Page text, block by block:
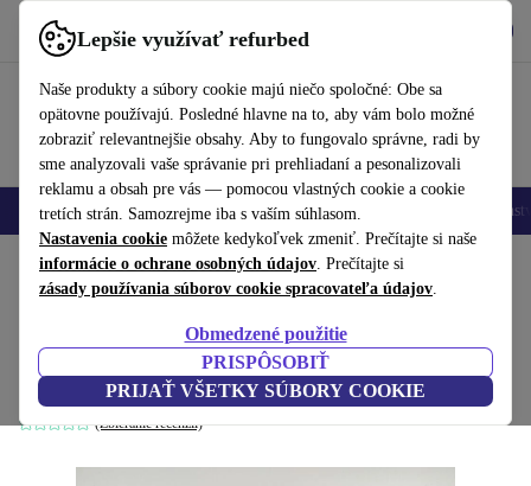
Lepšie využívať refurbed
Naše produkty a súbory cookie majú niečo spoločné: Obe sa
opätovne používajú. Posledné hlavne na to, aby vám bolo možné
zobraziť relevantnejšie obsahy. Aby to fungovalo správne, radi by
sme analyzovali vaše správanie pri prehliadaní a pesonalizovali
reklamu a obsah pre vás — pomocou vlastných cookie a cookie
tretích strán. Samozrejme iba s vaším súhlasom.
Nastavenia cookie môžete kedykoľvek zmeniť. Prečítajte si naše
informácie o ochrane osobných údajov. Prečítajte si
zásady používania súborov cookie spracovateľa údajov.
Obmedzené použitie
PRISPÔSOBIŤ
PRIJAŤ VŠETKY SÚBORY COOKIE
používať refurbed rýchlo a jednoducho
Mobilné telefóny Laptopy Tablety Inteligentné hodinky
Domov Bábätká a deti Hračky
vintage Hot Wheels Rennautos - súprava
von 8 vozidlá
viacfarebná
(Zbieranie recenzií)